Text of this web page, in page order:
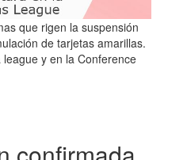
que rigen la suspensión
de tarjetas amarillas.
y en la Conference